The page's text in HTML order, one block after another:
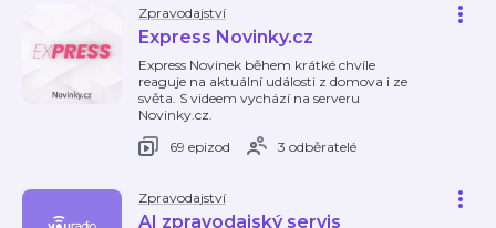
Zpravodajství
Express Novinky.cz
Express Novinek během krátké chvíle
reaguje na aktuální události z domova i ze
světa. S videem vychází na serveru
Novinky.cz.
69 epizod
3 odběratelé
Zpravodajství
AI zpravodajský servis